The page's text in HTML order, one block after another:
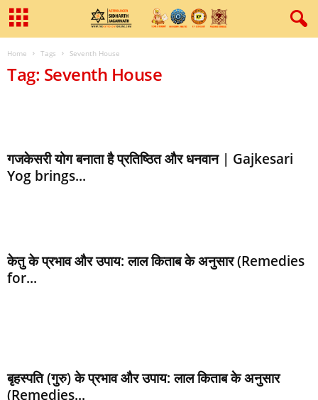
Home Tags Seventh House
Tag: Seventh House
गजकेसरी योग बनाता है प्रतिष्ठित और धनवान | Gajkesari
Yog brings...
केतु के प्रभाव और उपाय: लाल किताब के अनुसार (Remedies
for...
बृहस्पति (गुरु) के प्रभाव और उपाय: लाल किताब के अनुसार
(Remedies...